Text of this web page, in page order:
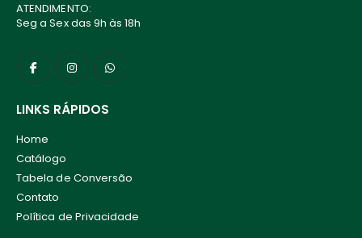
ATENDIMENTO:
Seg a Sex das 9h às 18h
LINKS RÁPIDOS
Home
Catálogo
Tabela de Conversão
Contato
Política de Privacidade